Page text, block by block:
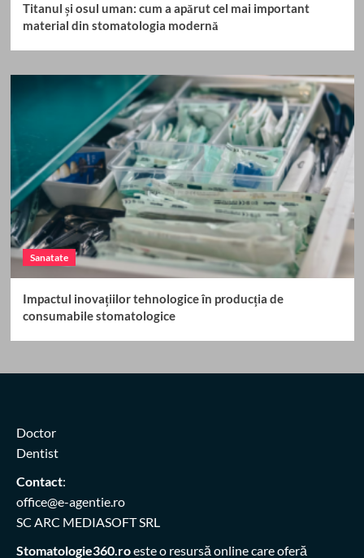
Titanul și osul uman: cum a apărut cel mai important
material din stomatologia modernă
Sanatate
Impactul inovațiilor tehnologice în producția de
consumabile stomatologice
Doctor
Dentist
Contact:
office@e-agentie.ro
SC ARC MEDIASOFT SRL
Stomatologie360.roeste o resursă online care oferă